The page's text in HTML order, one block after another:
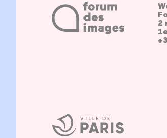
Ville
de
2